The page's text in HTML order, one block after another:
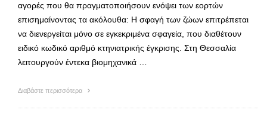
αγορές που θα πραγματοποιήσουν ενόψει των εορτών
επισημαίνοντας τα ακόλουθα: Η σφαγή των ζώων επιτρέπεται
να διενεργείται μόνο σε εγκεκριμένα σφαγεία, που διαθέτουν
ειδικό κωδικό αριθμό κτηνιατρικής έγκρισης. Στη Θεσσαλία
λειτουργούν έντεκα βιομηχανικά …
Διαβάστε περισσότερα